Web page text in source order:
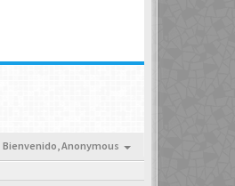
Bienvenido,Anonymous